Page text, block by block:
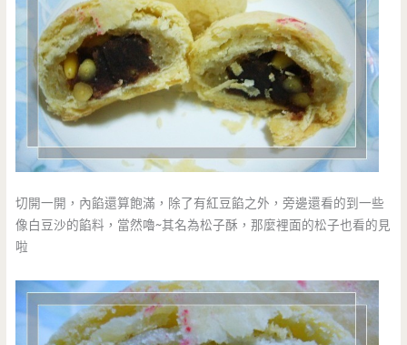
切開一開，內餡還算飽滿，除了有紅豆餡之外，旁邊還看的到一些
像白豆沙的餡料，當然嚕~其名為松子酥，那麼裡面的松子也看的見
啦